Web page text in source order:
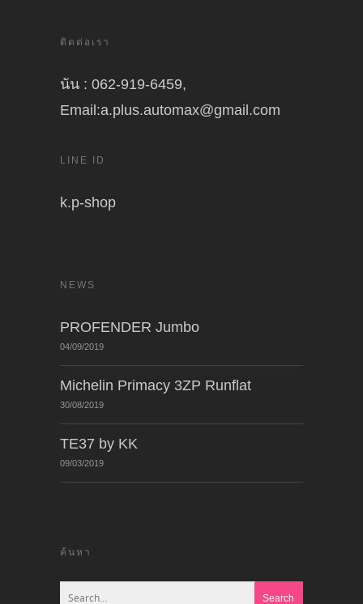
ติดต่อเรา
นัน : 062-919-6459,
Email:a.plus.automax@gmail.com
LINE ID
k.p-shop
NEWS
PROFENDER Jumbo
04/09/2019
Michelin Primacy 3ZP Runflat
30/08/2019
TE37 by KK
09/03/2019
ค้นหา